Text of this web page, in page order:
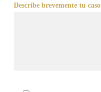
Describe brevemente tu caso